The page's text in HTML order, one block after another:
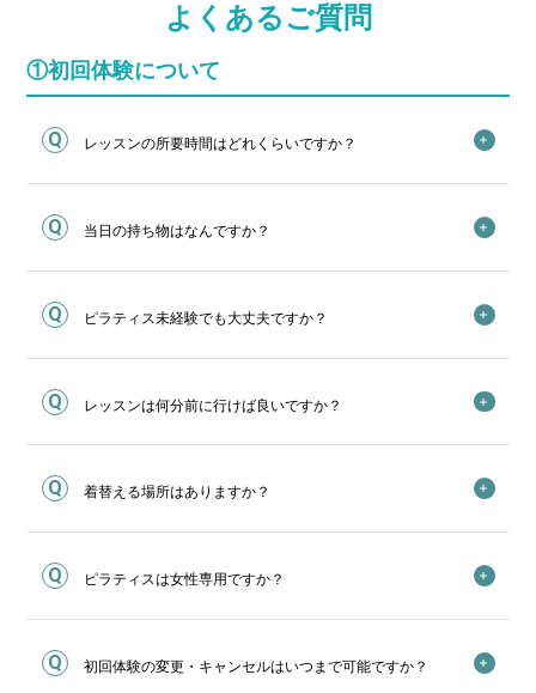
よくあるご質問
①初回体験について
レッスンの所要時間はどれくらいですか？
当日の持ち物はなんですか？
ピラティス未経験でも大丈夫ですか？
レッスンは何分前に行けば良いですか？
着替える場所はありますか？
ピラティスは女性専用ですか？
初回体験の変更・キャンセルはいつまで可能ですか？